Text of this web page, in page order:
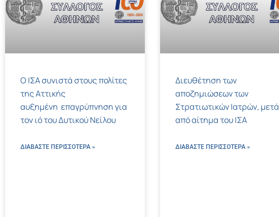
Ο ΙΣΑ συνιστά στους πολίτες
της Αττικής
αυξημένη επαγρύπνηση για
τον ιό του Δυτικού Νείλου
ΔΙΑΒΑΣΤΕ ΠΕΡΙΣΣΌΤΕΡΑ »
Διευθέτηση των
αποζημιώσεων των
Στρατιωτικών Ιατρών, μετά
από αίτημα του ΙΣΑ
ΔΙΑΒΑΣΤΕ ΠΕΡΙΣΣΌΤΕΡΑ »